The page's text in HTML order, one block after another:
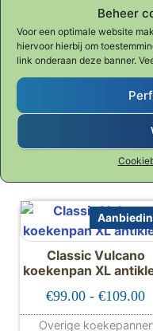
Beheer
Voor een optimale website
hiervoor hierbij om
link onderaan deze banner.
SPRING BRIGADE
ULTIMATE
32cm (PFAS-vrij)
Spring Brigade
Classic Vulcano
koekenpan XL
€99.00 - €109.00
Overige koekepannen